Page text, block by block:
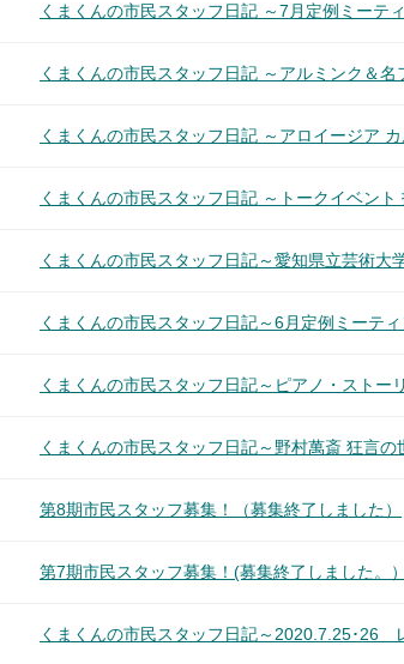
くまくんの市民スタッフ日記 ～7月定例ミーテ
くまくんの市民スタッフ日記 ～アルミンク＆
くまくんの市民スタッフ日記 ～アロイージア
くまくんの市民スタッフ日記 ～トークイベン
くまくんの市民スタッフ日記～愛知県立芸術大
くまくんの市民スタッフ日記～6月定例ミーテ
くまくんの市民スタッフ日記～ピアノ・ストー
くまくんの市民スタッフ日記～野村萬斎 狂言の
第8期市民スタッフ募集！（募集終了しました）
第7期市民スタッフ募集！(募集終了しました。）
くまくんの市民スタッフ日記～2020.7.25･26